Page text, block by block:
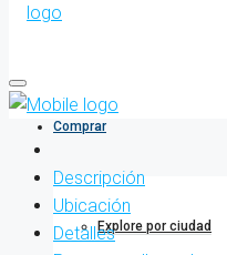
Comprar
Explore por ciudad
Descripción
Ubicación
Detalles